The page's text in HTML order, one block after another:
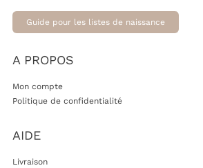
Guide pour les listes de naissance
A PROPOS
Mon compte
Politique de confidentialité
AIDE
Livraison